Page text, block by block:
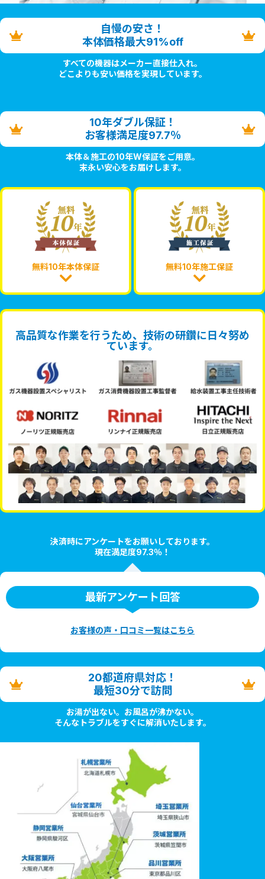
自慢の安さ！
本体価格最大91%off
すべての機器はメーカー直接仕入れ。
どこよりも安い価格を実現しています。
10年ダブル保証！
お客様満足度97.7％
本体＆施工の10年W保証をご用意。
末永い安心をお届けします。
無料10年本体保証 無料10年施工保証
高品質な作業を行うため、技術の研鑽に日々努め
ています。
決済時にアンケートをお願いしております。
現在満足度97.3％！
最新アンケート回答
お客様の声・口コミ一覧はこちら
20都道府県対応！
最短30分で訪問
お湯が出ない。お風呂が沸かない。
そんなトラブルをすぐに解消いたします。